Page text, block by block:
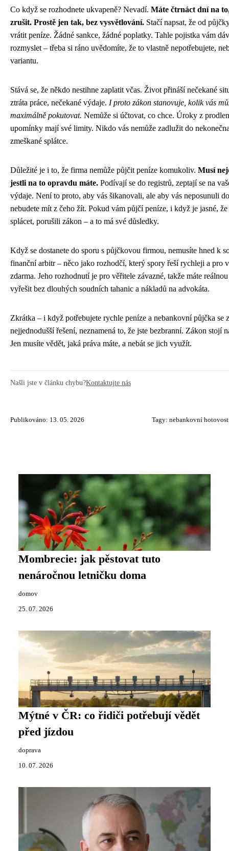
Co když se rozhodnete ukvapeně? Nevadí. Máte čtrnáct dní na
zrušit. Prostě jen tak, bez vysvětlování. Stačí napsat, že od
vrátit peníze. Žádné sankce, žádné poplatky. Tahle pojistka vám
rozmyslet – třeba si ráno uvědomíte, že to vlastně nepotřebujete,
variantu.
Stává se, že někdo nestihne zaplatit včas. Život přináší nečekané
ztráta práce, nečekané výdaje. I proto zákon stanovuje, kolik vás
maximálně pokutovat. Nemůže si účtovat, co chce. Úroky z
upomínky mají své limity. Nikdo vás nemůže zadlužit do
zmeškané splátce.
Důležité je i to, že firma nemůže půjčit peníze komukoliv. Musí
jestli na to opravdu máte. Podívají se do registrů, zeptají se na
výdaje. Není to proto, aby vás šikanovali, ale aby vás neposunuli
nebudete mít z čeho žít. Pokud vám půjčí peníze, i když je jasné,
splácet, porušili zákon – a to má své důsledky.
Když se dostanete do sporu s půjčkovou firmou, nemusíte hned k
finanční arbitr – něco jako rozhodčí, který spory řeší rychleji a pro
zdarma. Jeho rozhodnutí je pro věřitele závazné, takže máte
vyřešit bez dlouhých soudních tahanic a nákladů na advokáta.
Zkrátka – i když potřebujete rychle peníze a nebankovní půjčka se
nejjednodušší řešení, neznamená to, že jste bezbranní. Zákon stojí
Jen musíte vědět, jaká práva máte, a nebát se jich využít.
Našli jste v článku chybu?Kontaktujte nás
Publikováno: 13. 05. 2026 Tagy: nebankovní
Mombrecie: jak pěstovat tuto
nenáročnou letničku doma
domov
25. 07. 2026
Mýtné v ČR: co řidiči potřebují vědět
před jízdou
doprava
10. 07. 2026